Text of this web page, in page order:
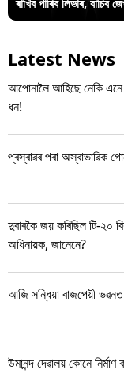
ৰাখিব পাৰিব লিভাৰ, বাচিব
Latest News
আপোনালৈ আহিছে নেকি
ধন!
প্ৰস্ৰাৱৰ পৰা অস্বাভাৱিক
দুবাৰকৈ জয় কৰিছিল টি-
অধিনায়ক, জানেনে?
আজি সন্ধিয়া বাজপেয়ী
উমানন্দ দেৱালয় কোনে নিৰ্মাণ